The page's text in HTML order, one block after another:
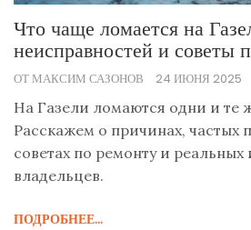
Что чаще ломается на
неисправностей и советы
ОТ МАКСИМ САЗОНОВ 24 ИЮНЯ 2025
На Газели ломаются одни и те
Расскажем о причинах, частых
советах по ремонту и реальных
владельцев.
ПОДРОБНЕЕ...